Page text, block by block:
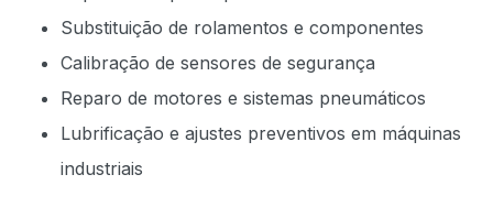
Substituição de rolamentos e componentes
Calibração de sensores de segurança
Reparo de motores e sistemas pneumáticos
Lubrificação e ajustes preventivos em máquinas
industriais